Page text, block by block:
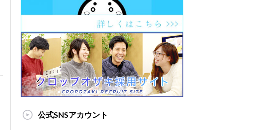
公式SNSアカウント